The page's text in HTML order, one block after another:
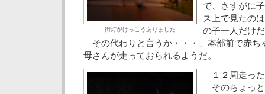
街灯がけっこうありました
で、さすがに
ス上で見たの
の子一人だけ
その代わりと言うか・・・、本部前で赤ち
母さんが走っておられるようだ。
１２周走っ
そのちょっ